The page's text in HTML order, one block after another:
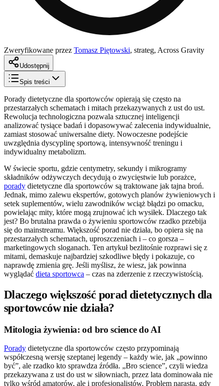
Zweryfikowane przez Tomasz Piętowski, strateg, Across Gravity
Udostępnij
Spis treści
Porady dietetyczne dla sportowców opierają się często na
przestarzałych schematach i mitach przekazywanych z ust do ust.
Rewolucja technologiczna pozwala sztucznej inteligencji
analizować tysiące badań i dopasowywać zalecenia indywidualnie,
zamiast stosować uniwersalne diety. Nowoczesne podejście
uwzględnia dyscyplinę sportową, intensywność treningu i
indywidualny metabolizm.
W świecie sportu, gdzie centymetry, sekundy i mikrogramy
składników odżywczych decydują o zwycięstwie lub porażce,
porady dietetyczne dla sportowców są traktowane jak tajna broń.
Jednak, mimo zalewu ekspertów, gotowych planów żywieniowych i
setek suplementów, wielu zawodników wciąż błądzi po omacku,
powielając mity, które mogą zrujnować ich wysiłek. Dlaczego tak
jest? Bo brutalna prawda o żywieniu sportowców rzadko przebija
się do mainstreamu. Większość porad nie działa, bo opiera się na
przestarzałych schematach, uproszczeniach i – co gorsza –
marketingowych sloganach. Ten artykuł bezlitośnie rozprawi się z
mitami, demaskuje najbardziej szkodliwe błędy i pokazuje, co
naprawdę zmienia grę. Jeśli myślisz, że wiesz, jak powinna
wyglądać dieta sportowca – czas na zderzenie z rzeczywistością.
Dlaczego większość porad dietetycznych dla
sportowców nie działa?
Mitologia żywienia: od bro science do AI
Porady dietetyczne dla sportowców często przypominają
współczesną wersję szeptanej legendy – każdy wie, jak „powinno
być”, ale rzadko kto sprawdza źródła. „Bro science”, czyli wiedza
przekazywana z ust do ust w siłowniach, przez lata dominowała nie
tylko wśród amatorów, ale i profesjonalistów. Problem narasta, gdy